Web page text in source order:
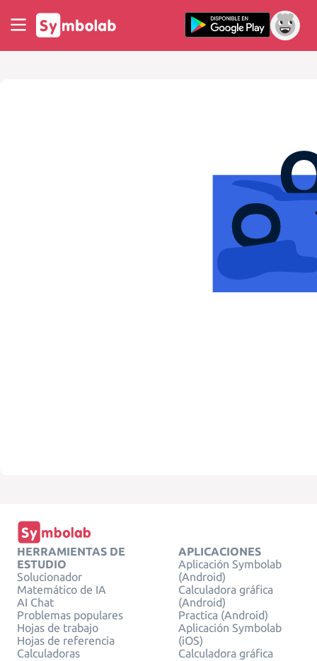
HERRAMIENTAS DE
ESTUDIO
Solucionador
Matemático de IA
AI Chat
Problemas populares
Hojas de trabajo
Hojas de referencia
Calculadoras
APLICACIONES
Aplicación Symbolab
(Android)
Calculadora gráfica
(Android)
Practica (Android)
Aplicación Symbolab
(iOS)
Calculadora gráfica